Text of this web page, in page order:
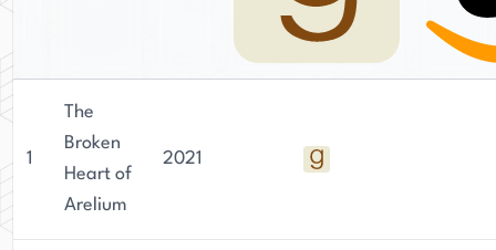
1
The
Broken
Heart of
Arelium
2021